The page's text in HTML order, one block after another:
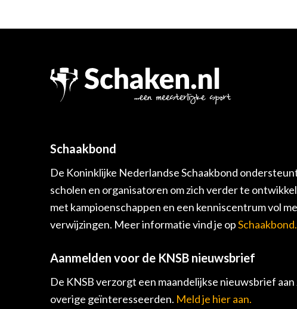
Schaakbond
De Koninklijke Nederlandse Schaakbond
scholen en organisatoren om zich verder te
met kampioenschappen en een kenniscentrum vol
verwijzingen. Meer informatie vind je op
Aanmelden voor de KNSB nieuwsbrief
De KNSB verzorgt een maandelijkse nieuwsbrief aan
overige geïnteresseerden. Meld je hier aan.